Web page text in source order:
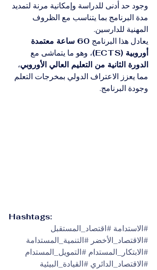
وجود حد أدنى للدراسة وإمكانية مرنة لتمديد
مدة البرنامج بما يتناسب مع الظروف
المهنية للدارسين.
يعادل هذا البرنامج
60 ساعة معتمدة
أوروبية (ECTS)
، وهو ما يتماشى مع
الدورة الثانية من التعليم العالي الأوروبي،
مما يعزز الاعتراف الدولي بمخرجات التعلم
وجودة البرنامج.
Hashtags:
#الاستدامة #اقتصاد_المستقبل
#الاقتصاد_الأخضر #التنمية_المستدامة
#الابتكار_المستدام #التمويل_المستدام
#الاقتصاد_الدائري #القيادة_البيئية